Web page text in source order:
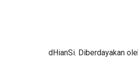
dHianSi. Diberdayakan